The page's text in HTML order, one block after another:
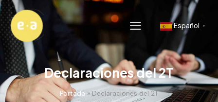
Español ▼
Declaraciones del 2T
Portada » Declaraciones del 2T